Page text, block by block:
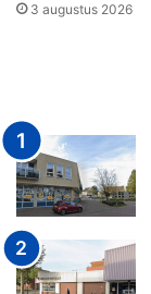
3 augustus 2026